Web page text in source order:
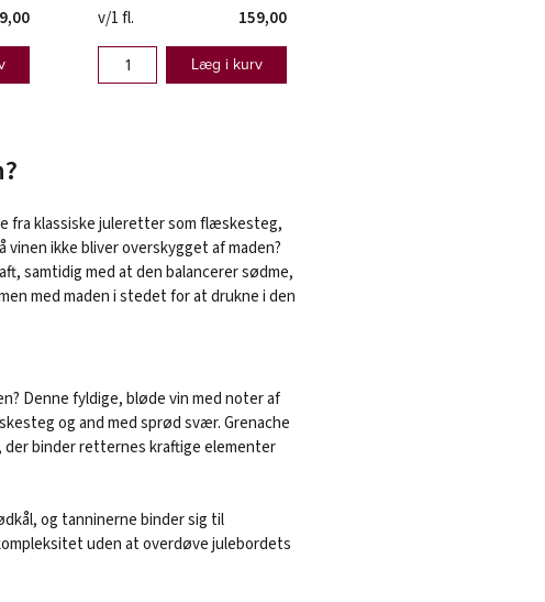
v/1 fl.
159,00
Læg i kurv
fra klassiske juleretter som flæskesteg,
ikke bliver overskygget af maden?
samtidig med at den balancerer sødme,
med maden i stedet for at drukne i den
Denne fyldige, bløde vin med noter af
og and med sprød svær. Grenache
der binder retternes kraftige elementer
og tanninerne binder sig til
uden at overdøve julebordets